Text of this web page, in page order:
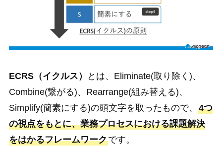
ECRS（イクルス）
とは、Eliminate(取り除く)、
Combine(繋がる)、Rearrange(組み替える)、
Simplify(簡素にする)の頭文字を取ったもので、 4つ
の視点をもとに、業務プロセスにおける課題解決
をはかるフレームワークです。